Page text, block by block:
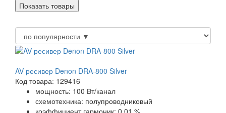
AV ресивер Denon DRA-800 Silver
Код товара: 129416
мощность: 100 Вт/канал
схемотехника: полупроводниковый
коэффициент гармоник: 0.01 %